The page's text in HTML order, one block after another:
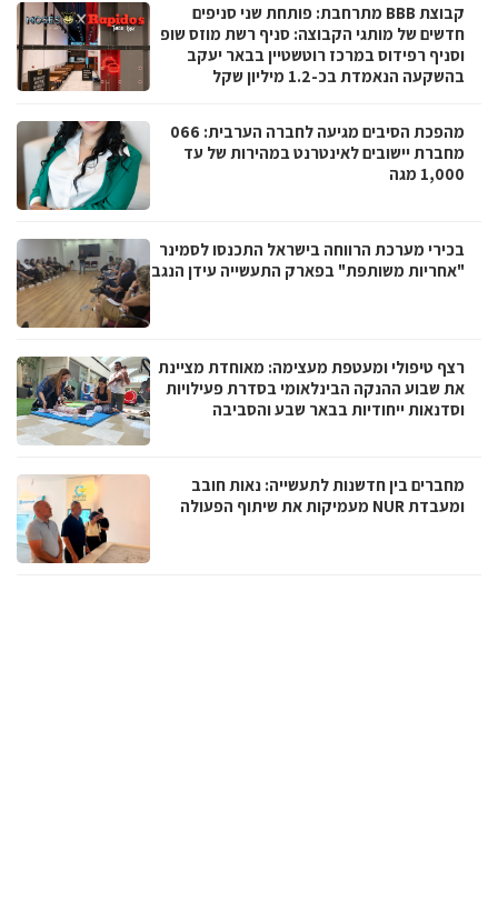
קבוצת BBB מתרחבת: פותחת שני סניפים
חדשים של מותגי הקבוצה: סניף רשת מוזס שופ
וסניף רפידוס במרכז רוטשטיין בבאר יעקב
בהשקעה הנאמדת בכ-1.2 מיליון שקל
מהפכת הסיבים מגיעה לחברה הערבית: 066
מחברת יישובים לאינטרנט במהירות של עד
1,000 מגה
בכירי מערכת הרווחה בישראל התכנסו לסמינר
"אחריות משותפת" בפארק התעשייה עידן הנגב
רצף טיפולי ומעטפת מעצימה: מאוחדת מציינת
את שבוע ההנקה הבינלאומי בסדרת פעילויות
וסדנאות ייחודיות בבאר שבע והסביבה
מחברים בין חדשנות לתעשייה: נאות חובב
ומעבדת NUR מעמיקות את שיתוף הפעולה